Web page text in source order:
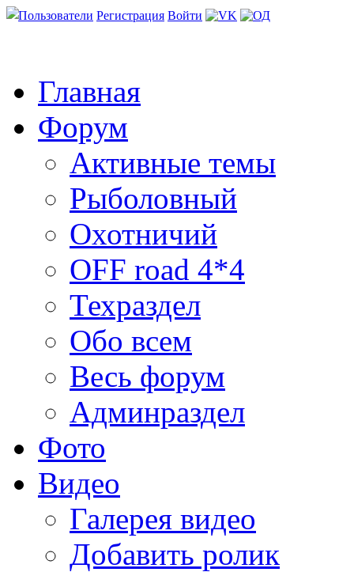
Пользователи Регистрация Войти
Главная
Форум
Активные темы
Рыболовный
Охотничий
OFF road 4*4
Техраздел
Обо всем
Весь форум
Админраздел
Фото
Видео
Галерея видео
Добавить ролик